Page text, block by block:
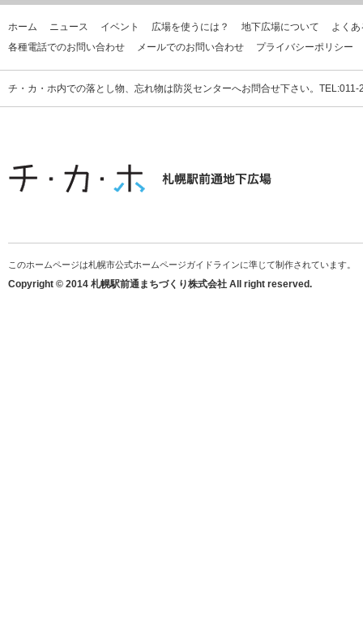
ホーム ニュース イベント 広場を使うには？ 地下広場について
よく
各種電話でのお問い合わせ
メールでのお問い合わせ プライバシーポリシー
チ・カ・ホ内での落とし物、忘れ物は防災センターへお問合せ下さい。
このホームページは札幌市公式ホームページガイドラインに準じて制作されています。
Copyright © 2014 札幌駅前通まちづくり株式会社 All right reserved.